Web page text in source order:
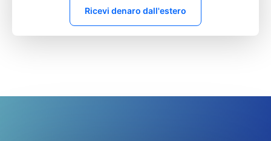
Ricevi denaro dall'estero